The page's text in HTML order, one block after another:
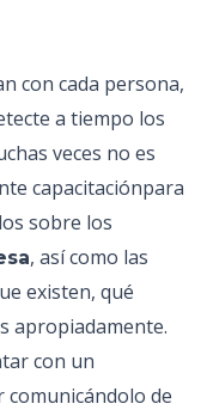
con cada persona,
a tiempo los
veces no es
capacitaciónpara
sobre los
, así como las
existen, qué
apropiadamente.
con un
comunicándolo de